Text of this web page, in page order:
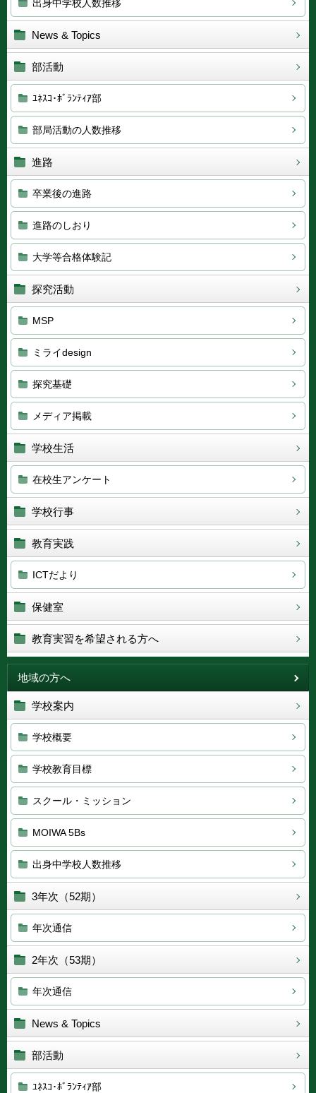
出身中学校人数推移
News & Topics
部活動
ﾕﾈｽｺ･ﾎﾞﾗﾝﾃｨｱ部
部局活動の人数推移
進路
卒業後の進路
進路のしおり
大学等合格体験記
探究活動
MSP
ミライdesign
探究基礎
メディア掲載
学校生活
在校生アンケート
学校行事
教育実践
ICTだより
保健室
教育実習を希望される方へ
地域の方へ
学校案内
学校概要
学校教育目標
スクール・ミッション
MOIWA 5Bs
出身中学校人数推移
3年次（52期）
年次通信
2年次（53期）
年次通信
News & Topics
部活動
ﾕﾈｽｺ･ﾎﾞﾗﾝﾃｨｱ部